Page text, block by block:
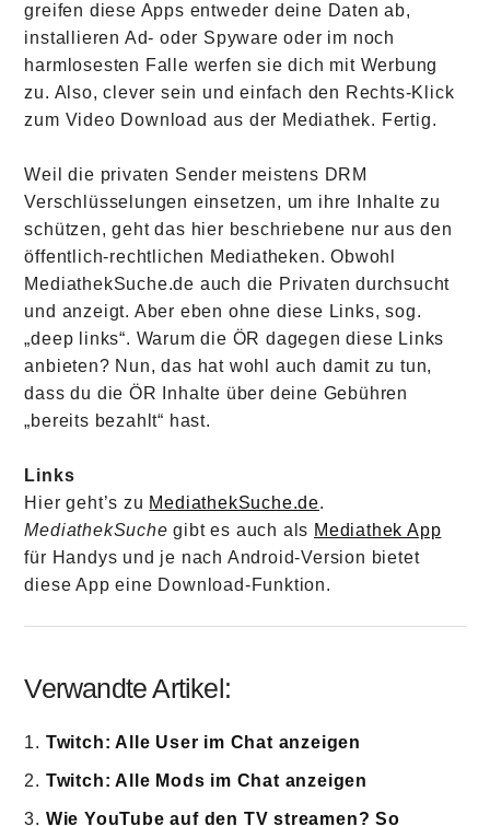
greifen diese Apps entweder deine Daten ab,
installieren Ad- oder Spyware oder im noch
harmlosesten Falle werfen sie dich mit Werbung
zu. Also, clever sein und einfach den Rechts-Klick
zum Video Download aus der Mediathek. Fertig.
Weil die privaten Sender meistens DRM
Verschlüsselungen einsetzen, um ihre Inhalte zu
schützen, geht das hier beschriebene nur aus den
öffentlich-rechtlichen Mediatheken. Obwohl
MediathekSuche.de auch die Privaten durchsucht
und anzeigt. Aber eben ohne diese Links, sog.
„deep links“. Warum die ÖR dagegen diese Links
anbieten? Nun, das hat wohl auch damit zu tun,
dass du die ÖR Inhalte über deine Gebühren
„bereits bezahlt“ hast.
Links
Hier geht’s zu MediathekSuche.de.
MediathekSuche gibt es auch als Mediathek App
für Handys und je nach Android-Version bietet
diese App eine Download-Funktion.
Verwandte Artikel:
Twitch: Alle User im Chat anzeigen
Twitch: Alle Mods im Chat anzeigen
Wie YouTube auf den TV streamen? So